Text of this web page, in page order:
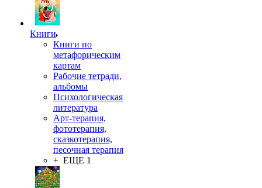
Книги
Книги по
метафорическим
картам
Рабочие тетради,
альбомы
Психологическая
литература
Арт-терапия,
фототерапия,
сказкотерапия,
песочная терапия
+ ЕЩЕ 1